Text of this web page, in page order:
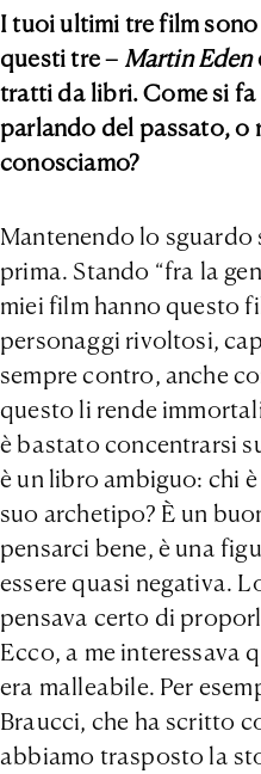
I tuoi ultimi tre film
questi tre – Martin Eden
tratti da libri. Come si
parlando del passato, o
conosciamo?
Mantenendo lo
prima. Stando “fra la
miei film hanno questo
personaggi rivoltosi,
sempre contro, anche
questo li rende
è bastato concentrarsi
è un libro ambiguo: chi
suo archetipo? È un
pensarci bene, è una
essere quasi negativa.
pensava certo di
Ecco, a me interessava
era malleabile. Per
Braucci, che ha scritto
abbiamo trasposto la